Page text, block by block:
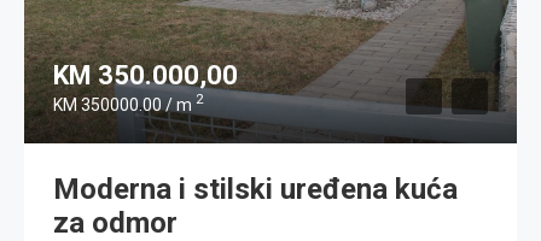
KM 350.000,00
KM 350000.00 / m 2
Moderna i stilski uređena kuća
za odmor